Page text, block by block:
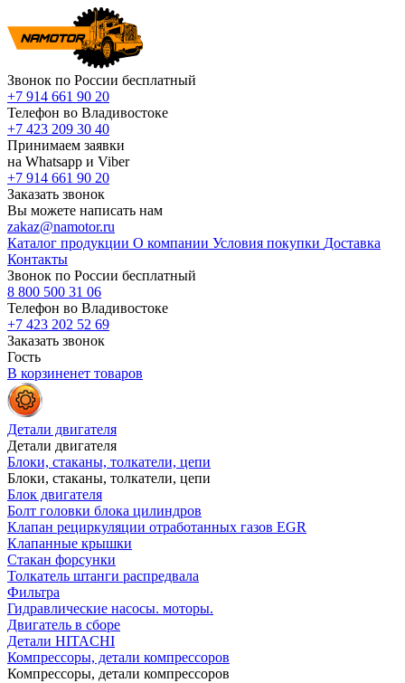
Звонок по России бесплатный
+7 914 661 90 20
Телефон во Владивостоке
+7 423 209 30 40
Принимаем заявки
на Whatsapp и Viber
+7 914 661 90 20
Заказать звонок
Вы можете написать нам
zakaz@namotor.ru
Каталог продукции О компании Условия покупки Доставка
Контакты
Звонок по России бесплатный
8 800 500 31 06
Телефон во Владивостоке
+7 423 202 52 69
Заказать звонок
Гость
В корзиненет товаров
Детали двигателя
Детали двигателя
Блоки, стаканы, толкатели, цепи
Блоки, стаканы, толкатели, цепи
Блок двигателя
Болт головки блока цилиндров
Клапан рециркуляции отработанных газов EGR
Клапанные крышки
Стакан форсунки
Толкатель штанги распредвала
Фильтра
Гидравлические насосы. моторы.
Двигатель в сборе
Детали HITACHI
Компрессоры, детали компрессоров
Компрессоры, детали компрессоров